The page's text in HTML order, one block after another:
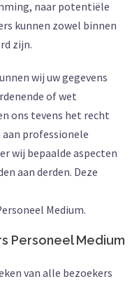
naar potentiële
kunnen zowel binnen
zijn.
wij uw gegevens
of wet
ons tevens het recht
professionele
wij bepaalde aspecten
aan derden. Deze
Medium.
Personeel Medium
van alle bezoekers